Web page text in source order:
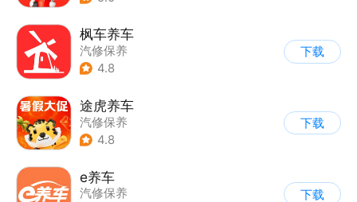
枫车养车
汽修保养
4.8
下载
途虎养车
汽修保养
4.8
下载
e养车
汽修保养
下载